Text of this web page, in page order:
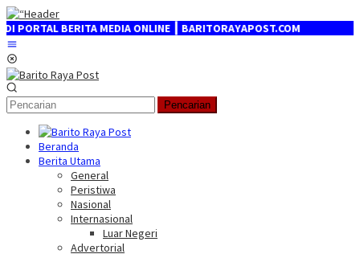
Loncat
ke
konten
BERITA MEDIA ONLINE ┃ BARITORAYAPOST.COM
Pencarian
Beranda
Berita Utama
General
Peristiwa
Nasional
Internasional
Luar Negeri
Advertorial